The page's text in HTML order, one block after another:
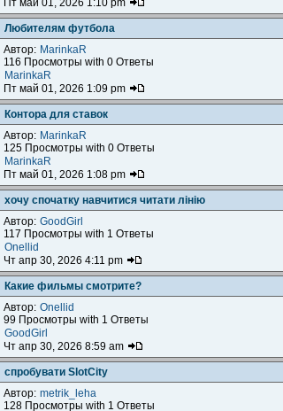
Пт май 01, 2026 1:10 pm
Любителям футбола
Автор: MarinkaR
116 Просмотры with 0 Ответы
MarinkaR
Пт май 01, 2026 1:09 pm
Контора для ставок
Автор: MarinkaR
125 Просмотры with 0 Ответы
MarinkaR
Пт май 01, 2026 1:08 pm
хочу спочатку навчитися читати лінію
Автор: GoodGirl
117 Просмотры with 1 Ответы
Onellid
Чт апр 30, 2026 4:11 pm
Какие фильмы смотрите?
Автор: Onellid
99 Просмотры with 1 Ответы
GoodGirl
Чт апр 30, 2026 8:59 am
спробувати SlotCity
Автор: metrik_leha
128 Просмотры with 1 Ответы